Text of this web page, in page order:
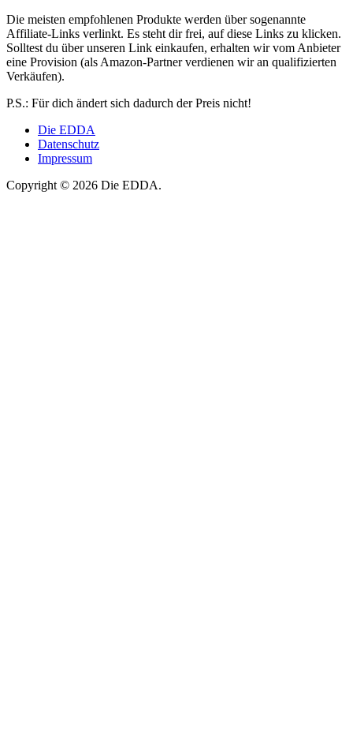
Die meisten empfohlenen Produkte werden über sogenannte
Affiliate-Links verlinkt. Es steht dir frei, auf diese Links zu klicken.
Solltest du über unseren Link einkaufen, erhalten wir vom Anbieter
eine Provision (als Amazon-Partner verdienen wir an qualifizierten
Verkäufen).
P.S.: Für dich ändert sich dadurch der Preis nicht!
Die EDDA
Datenschutz
Impressum
Copyright © 2026 Die EDDA.